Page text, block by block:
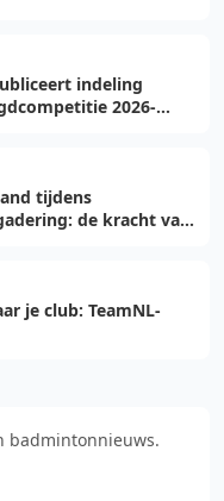
indeling
2026-
tijdens
de kracht van
je club: TeamNL-
badmintonnieuws.